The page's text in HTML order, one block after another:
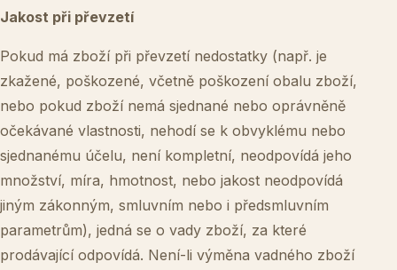
Jakost při převzetí
Pokud má zboží při převzetí nedostatky (např. je
zkažené, poškozené, včetně poškození obalu zboží,
nebo pokud zboží nemá sjednané nebo oprávněně
očekávané vlastnosti, nehodí se k obvyklému nebo
sjednanému účelu, není kompletní, neodpovídá jeho
množství, míra, hmotnost, nebo jakost neodpovídá
jiným zákonným, smluvním nebo i předsmluvním
parametrům), jedná se o vady zboží, za které
prodávající odpovídá. Není-li výměna vadného zboží